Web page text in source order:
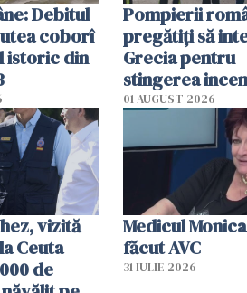
Debitul
coborî
istoric din
Pompierii
pregătiţi să
Grecia pentru
stingerea
01 AUGUST 2026
vizită
Ceuta
de
Medicul
făcut AVC
31 IULIE 2026